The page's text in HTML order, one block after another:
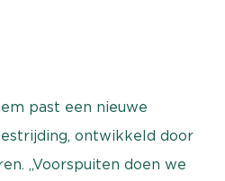
past een nieuwe
ontwikkeld door
„Voorspuiten doen we